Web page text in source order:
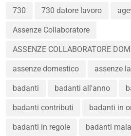
730 730 datore lavoro
Assenze Collaboratore
ASSENZE COLLABORATORE
assenze domestico assenze
badanti badanti all'anno
badanti contributi badanti in
badanti in regole badanti